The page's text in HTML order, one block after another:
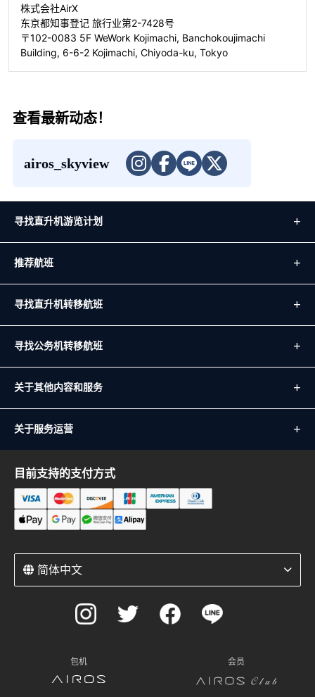
株式会社AirX
东京都知事登记 旅行业第2-7428号
〒102-0083 5F WeWork Kojimachi, Banchokoujimachi
Building, 6-6-2 Kojimachi, Chiyoda-ku, Tokyo
查看最新动态！
airos_skyview
寻找直升机游览计划
推荐航班
寻找直升机转移航班
寻找公务机转移航班
关于其他内容和服务
关于服务运营
目前支持的支付方式
简体中文
包机 会员